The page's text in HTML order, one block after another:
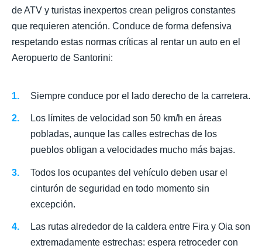
de ATV y turistas inexpertos crean peligros constantes
que requieren atención. Conduce de forma defensiva
respetando estas normas críticas al rentar un auto en el
Aeropuerto de Santorini:
Siempre conduce por el lado derecho de la carretera.
Los límites de velocidad son 50 km/h en áreas
pobladas, aunque las calles estrechas de los
pueblos obligan a velocidades mucho más bajas.
Todos los ocupantes del vehículo deben usar el
cinturón de seguridad en todo momento sin
excepción.
Las rutas alrededor de la caldera entre Fira y Oia son
extremadamente estrechas: espera retroceder con